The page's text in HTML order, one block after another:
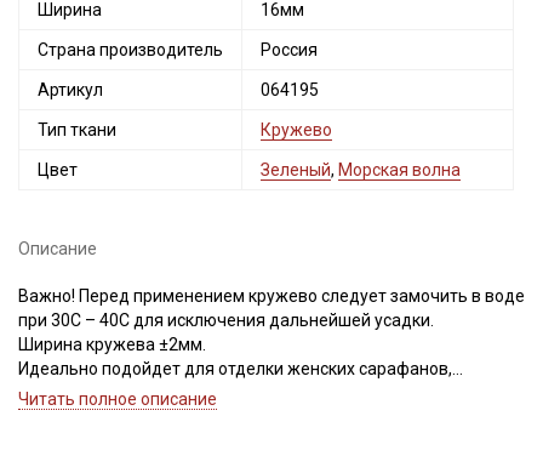
Ширина 16мм
Страна производитель Россия
Артикул 064195
Тип ткани Кружево
Цвет Зеленый, Морская волна
Описание
Важно! Перед применением кружево следует замочить в воде
при 30С – 40С для исключения дальнейшей усадки.
Ширина кружева ±2мм.
Идеально подойдет для отделки женских сарафанов,
платьев, юбок, рукавов.
Читать полное описание